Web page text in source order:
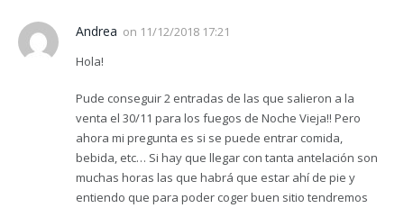
Andrea on 11/12/2018 17:21
Hola!
Pude conseguir 2 entradas de las que salieron a la
venta el 30/11 para los fuegos de Noche Vieja!! Pero
ahora mi pregunta es si se puede entrar comida,
bebida, etc… Si hay que llegar con tanta antelación son
muchas horas las que habrá que estar ahí de pie y
entiendo que para poder coger buen sitio tendremos